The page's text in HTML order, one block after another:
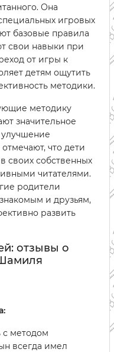
Она
игровых
базовые правила
свои навыки при
от игры к
детям ощутить
методики.
методику
значительное
что дети
своих собственных
читателями.
родители
и друзьям,
развить
отзывы о
с методом
всегда имел